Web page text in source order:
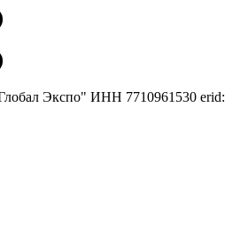
Экспо" ИНН 7710961530 erid: